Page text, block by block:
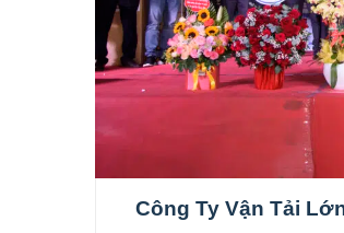
Công Ty Vận Tải